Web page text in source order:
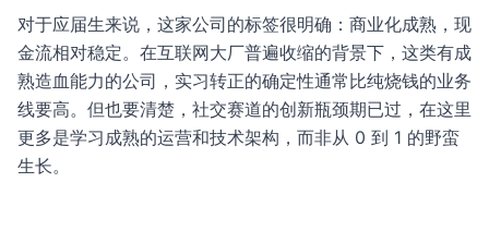
对于应届生来说，这家公司的标签很明确：商业化成熟，现
金流相对稳定。在互联网大厂普遍收缩的背景下，这类有成
熟造血能力的公司，实习转正的确定性通常比纯烧钱的业务
线要高。但也要清楚，社交赛道的创新瓶颈期已过，在这里
更多是学习成熟的运营和技术架构，而非从 0 到 1 的野蛮
生长。